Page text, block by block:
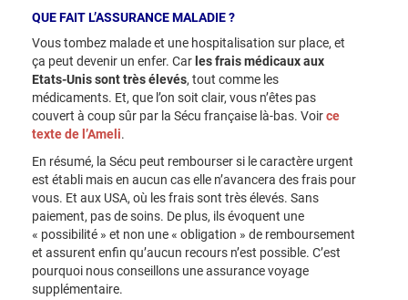
QUE FAIT L’ASSURANCE MALADIE ?
Vous tombez malade et une hospitalisation sur place, et
ça peut devenir un enfer. Car les frais médicaux aux
Etats-Unis sont très élevés, tout comme les
médicaments. Et, que l’on soit clair, vous n’êtes pas
couvert à coup sûr par la Sécu française là-bas. Voirce
texte de l’Ameli.
En résumé, la Sécu peut rembourser si le caractère urgent
est établi mais en aucun cas elle n’avancera des frais pour
vous. Et aux USA, où les frais sont très élevés. Sans
paiement, pas de soins. De plus, ils évoquent une
« possibilité » et non une « obligation » de remboursement
et assurent enfin qu’aucun recours n’est possible. C’est
pourquoi nous conseillons une assurance voyage
supplémentaire.